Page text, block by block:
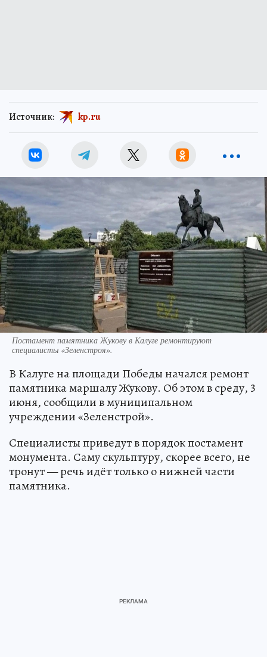
Источник: kp.ru
Постамент памятника Жукову в Калуге ремонтируют
специалисты «Зеленстроя».
В Калуге на площади Победы начался ремонт
памятника маршалу Жукову. Об этом в среду, 3
июня, сообщили в муниципальном
учреждении «Зеленстрой».
Специалисты приведут в порядок постамент
монумента. Саму скульптуру, скорее всего, не
тронут — речь идёт только о нижней части
памятника.